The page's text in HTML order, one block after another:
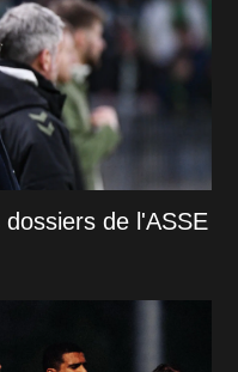
de l'ASSE